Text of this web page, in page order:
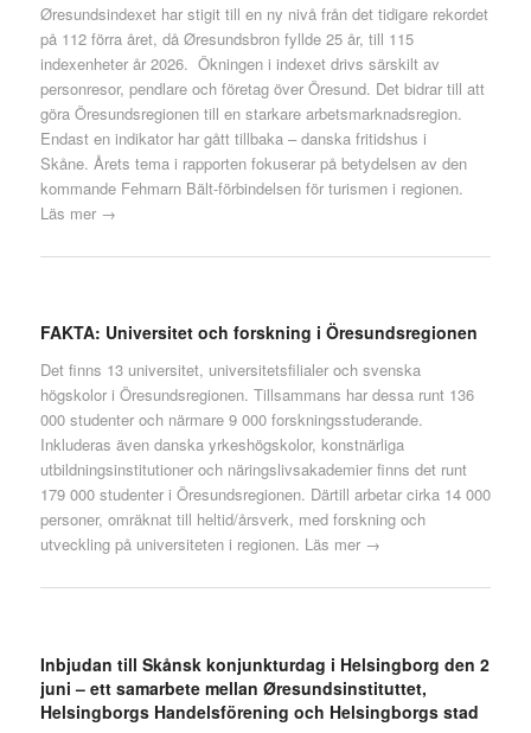
Øresundsindexet har stigit till en ny nivå från det tidigare rekordet
på 112 förra året, då Øresundsbron fyllde 25 år, till 115
indexenheter år 2026. Ökningen i indexet drivs särskilt av
personresor, pendlare och företag över Öresund. Det bidrar till att
göra Öresundsregionen till en starkare arbetsmarknadsregion.
Endast en indikator har gått tillbaka – danska fritidshus i
Skåne. Årets tema i rapporten fokuserar på betydelsen av den
kommande Fehmarn Bält-förbindelsen för turismen i regionen.
Läs mer →
FAKTA: Universitet och forskning i Öresundsregionen
Det finns 13 universitet, universitetsfilialer och svenska
högskolor i Öresundsregionen. Tillsammans har dessa runt 136
000 studenter och närmare 9 000 forskningsstuderande.
Inkluderas även danska yrkeshögskolor, konstnärliga
utbildningsinstitutioner och näringslivsakademier finns det runt
179 000 studenter i Öresundsregionen. Därtill arbetar cirka 14 000
personer, omräknat till heltid/årsverk, med forskning och
utveckling på universiteten i regionen. Läs mer →
Inbjudan till Skånsk konjunkturdag i Helsingborg den 2
juni – ett samarbete mellan Øresundsinstituttet,
Helsingborgs Handelsförening och Helsingborgs stad